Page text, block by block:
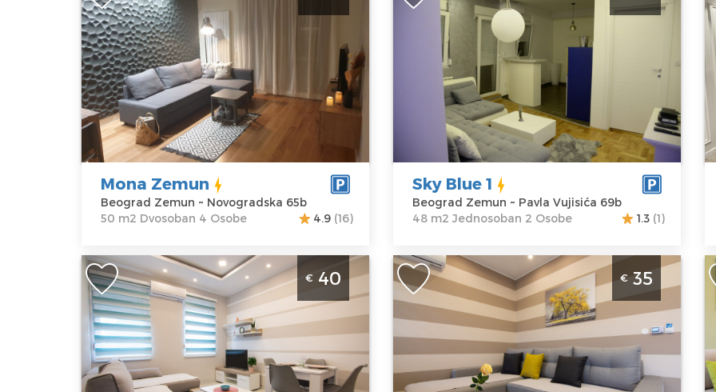
namenjen za 4 osobe. U mirnom delu
Zemuna.
Beograd
Lokacija:
Beograd
Zemun
Adresa:
Novogradska
65b
Cena50 €
Gosti:4
Kvadratura :
m2
Struktura :
Dvosoban
Mona Zemun
Beograd Zemun ~ Novogradska 65b
50 m2 Dvosoban 4 Osobe
4.9 (16)
namenjen za 2 osobe i poseduje
djakuzi.
Beograd
Lokacija:
Pavla
Vujisića 69b
Cena50 €
2
Kvadratura :
m2
Struktura :
Sky Blue 1
Beograd Zemun ~ Pavla Vujisića 69b
48 m2 Jednosoban 2 Osobe
1.3 (1)
Dvosoban Apartman Altina 4 Beograd
Zemun . Nalazi se na prvom spratu
stambeno - poslovne zgrade u ulici
Ugrinovacki put 27 deo br. 2 u naselju
Altina.
Beograd
€ 40
Studio Apartman Altina 2 Beograd
Zemun, nalazi se na prvom spratu
stambeno - poslovne zgrade, u ulici
Ugrinovacki put 27 deo br. 2 u naselju
Beograd
€ 35